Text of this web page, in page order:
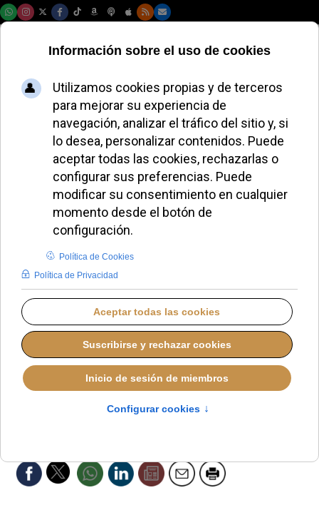
León XIV recupera
la misa de Navidad
en San Pedro
JAVIER RUIZ ARREGUI
PAPA LEÓN XIV